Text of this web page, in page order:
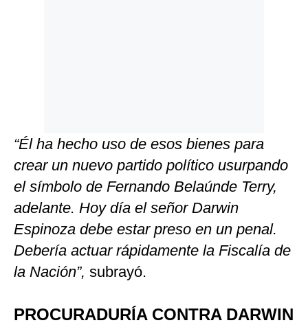
“Él ha hecho uso de esos bienes para
crear un nuevo partido político usurpando
el símbolo de Fernando Belaúnde Terry,
adelante. Hoy día el señor Darwin
Espinoza debe estar preso en un penal.
Debería actuar rápidamente la Fiscalía de
la Nación”, subrayó.
PROCURADURÍA CONTRA DARWIN